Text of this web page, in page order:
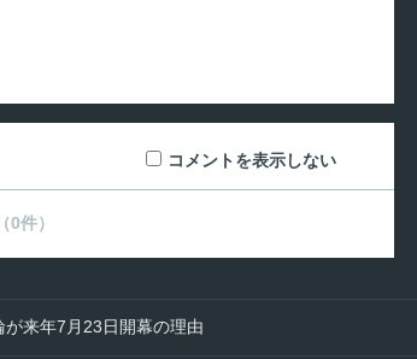
コメントを表示しない
（0件）
来年7月23日開幕の理由